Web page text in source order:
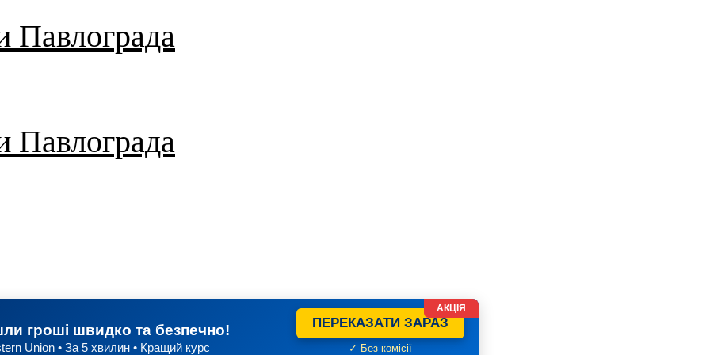
Павлограда
Павлограда
гроші швидко та безпечно!
Union • За 5 хвилин • Кращий курс
ПЕРЕКАЗАТИ ЗАРАЗ
✓ Без комісії
АКЦІЯ